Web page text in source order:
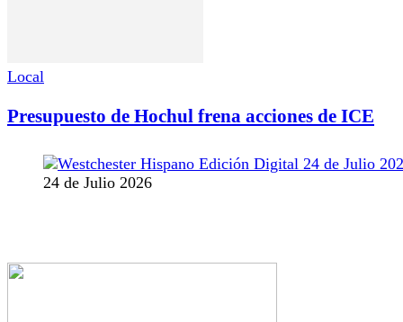
Local
Presupuesto de Hochul frena acciones de ICE
24 de Julio 2026